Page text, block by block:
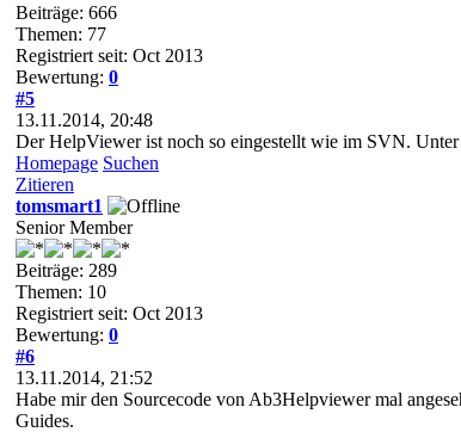
Beiträge: 666
Themen: 77
Registriert seit: Oct 2013
Bewertung: 0
#5
13.11.2014, 20:48
Der HelpViewer ist noch so eingestellt wie im SVN.
Homepage Suchen
Zitieren
tomsmart1
Senior Member
Beiträge: 289
Themen: 10
Registriert seit: Oct 2013
Bewertung: 0
#6
13.11.2014, 21:52
Habe mir den Sourcecode von Ab3Helpviewer mal
Guides.